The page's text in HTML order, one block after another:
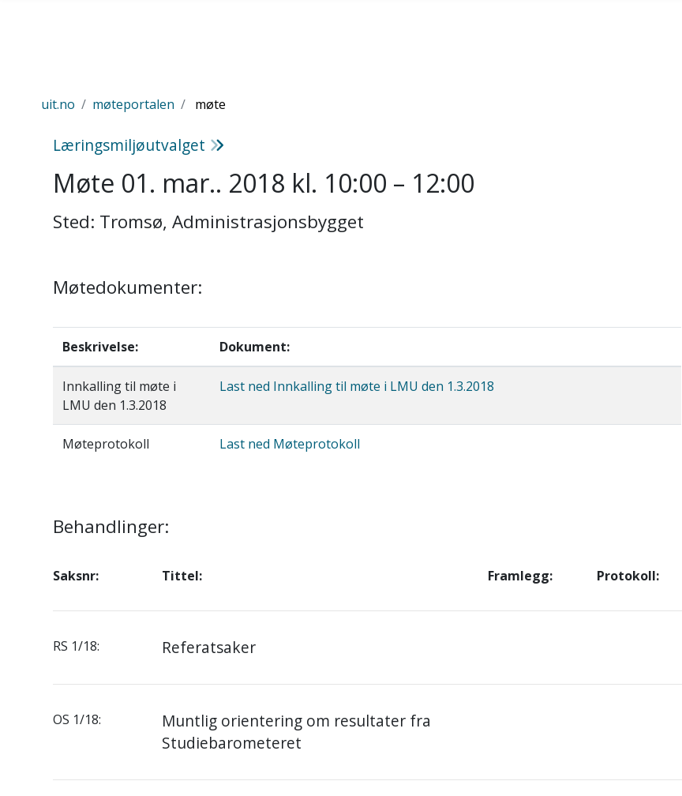
Gå til hovedinnhold
uit.no møteportalen møte
Læringsmiljøutvalget
Møte 01. mar.. 2018 kl. 10:00 – 12:00
Sted: Tromsø, Administrasjonsbygget
Møtedokumenter:
Beskrivelse: Dokument:
Innkalling til møte i
LMU den 1.3.2018
Last ned Innkalling til møte i LMU den 1.3.2018
Møteprotokoll Last ned Møteprotokoll
Behandlinger:
Saksnr: Tittel: Framlegg: Protokoll:
RS 1/18: Referatsaker
OS 1/18:
Muntlig orientering om resultater fra
Studiebarometeret